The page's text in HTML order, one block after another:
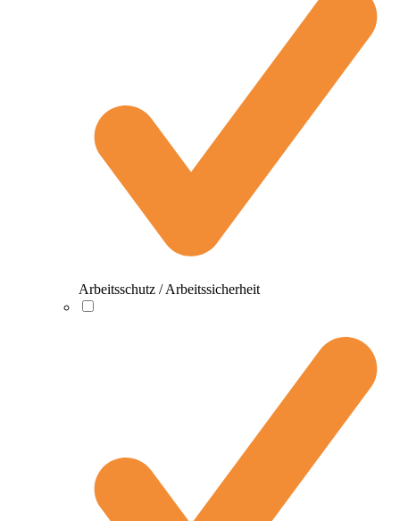
Arbeitsschutz / Arbeitssicherheit